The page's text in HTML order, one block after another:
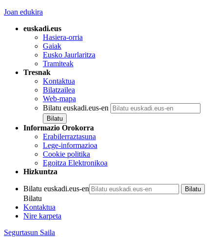
Joan edukira
euskadi.eus
Hasiera-orria
Gaiak
Eusko Jaurlaritza
Tramiteak
Tresnak
Kontaktua
Bilatzailea
Web-mapa
Bilatu euskadi.eus-en
Informazio Orokorra
Erabilerraztasuna
Lege-informazioa
Cookie politika
Egoitza Elektronikoa
Hizkuntza
Bilatu euskadi.eus-en
Bilatu
Kontaktua
Nire karpeta
Segurtasun Saila